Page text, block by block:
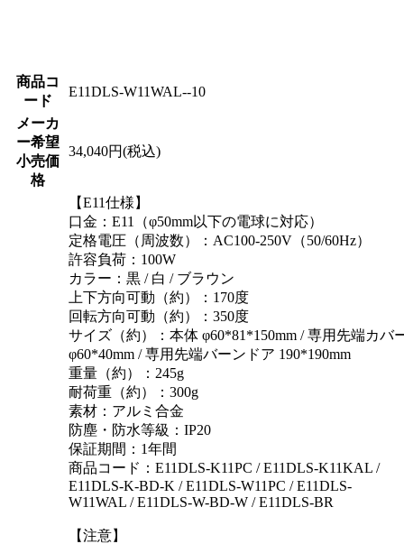
商品コ
ード
E11DLS-W11WAL--10
メーカ
ー希望
小売価
格
34,040円(税込)
【E11仕様】
口金：E11（φ50mm以下の電球に対応）
定格電圧（周波数）：AC100-250V（50/60Hz）
許容負荷：100W
カラー：黒 / 白 / ブラウン
上下方向可動（約）：170度
回転方向可動（約）：350度
サイズ（約）：本体 φ60*81*150mm / 専用先端カバ
φ60*40mm / 専用先端バーンドア 190*190mm
重量（約）：245g
耐荷重（約）：300g
素材：アルミ合金
防塵・防水等級：IP20
保証期間：1年間
商品コード：E11DLS-K11PC / E11DLS-K11KAL /
E11DLS-K-BD-K / E11DLS-W11PC / E11DLS-
W11WAL / E11DLS-W-BD-W / E11DLS-BR
【注意】